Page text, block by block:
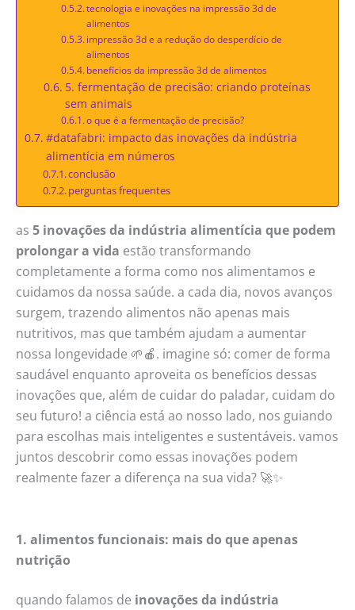
tecnologia e inovações na impressão 3d de
alimentos
impressão 3d e a redução do desperdício de
alimentos
benefícios da impressão 3d de alimentos
5. fermentação de precisão: criando proteínas
sem animais
o que é a fermentação de precisão?
#datafabri: impacto das inovações da indústria
alimentícia em números
conclusão
perguntas frequentes
as 5 inovações da indústria alimentícia que podem
prolongar a vida estão transformando
completamente a forma como nos alimentamos e
cuidamos da nossa saúde. a cada dia, novos avanços
surgem, trazendo alimentos não apenas mais
nutritivos, mas que também ajudam a aumentar
nossa longevidade 🌱🍎. imagine só: comer de forma
saudável enquanto aproveita os benefícios dessas
inovações que, além de cuidar do paladar, cuidam do
seu futuro! a ciência está ao nosso lado, nos guiando
para escolhas mais inteligentes e sustentáveis. vamos
juntos descobrir como essas inovações podem
realmente fazer a diferença na sua vida? 🚀✨
1. alimentos funcionais: mais do que apenas
nutrição
quando falamos de inovações da indústria